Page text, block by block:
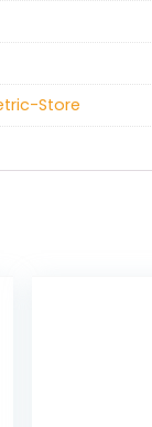
Store